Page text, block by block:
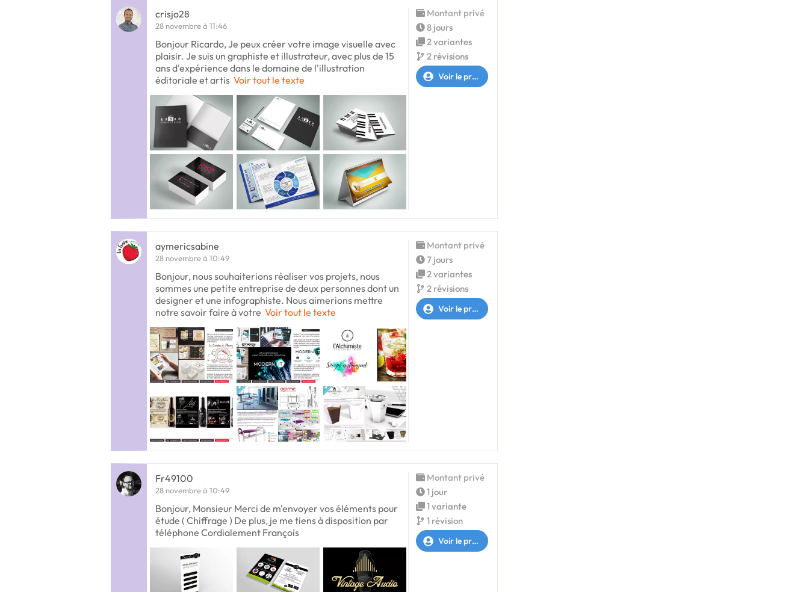
crisjo28
28 novembre à 11:46
Bonjour Ricardo, Je peux créer votre image visuelle avec
plaisir. Je suis un graphiste et illustrateur, avec plus de 15
ans d'expérience dans le domaine de l'illustration
éditoriale et artis Voir tout le texte
Montant privé
8 jours
2 variantes
2 révisions
Voir le profil
aymericsabine
28 novembre à 10:49
Bonjour, nous souhaiterions réaliser vos projets, nous
sommes une petite entreprise de deux personnes dont un
designer et une infographiste. Nous aimerions mettre
notre savoir faire à votre Voir tout le texte
Montant privé
7 jours
2 variantes
2 révisions
Voir le profil
Fr49100
28 novembre à 10:49
Bonjour, Monsieur Merci de m'envoyer vos éléments pour
étude ( Chiffrage ) De plus, je me tiens à disposition par
téléphone Cordialement François
Montant privé
1 jour
1 variante
1 révision
Voir le profil